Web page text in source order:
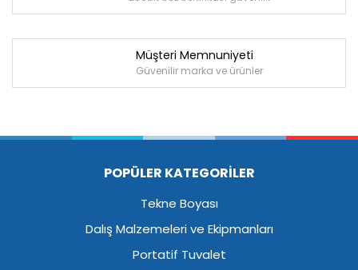
Müşteri Memnuniyeti
Güvenilir marka ve ürünler
POPÜLER KATEGORİLER
Tekne Boyası
Dalış Malzemeleri ve Ekipmanları
Portatif Tuvalet